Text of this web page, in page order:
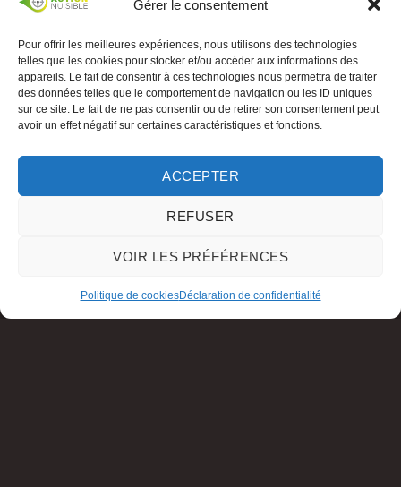
Gérer le consentement
Pour offrir les meilleures expériences, nous utilisons des technologies
telles que les cookies pour stocker et/ou accéder aux informations des
appareils. Le fait de consentir à ces technologies nous permettra de traiter
des données telles que le comportement de navigation ou les ID uniques
sur ce site. Le fait de ne pas consentir ou de retirer son consentement peut
avoir un effet négatif sur certaines caractéristiques et fonctions.
ACCEPTER
REFUSER
VOIR LES PRÉFÉRENCES
Politique de cookiesDéclaration de confidentialité